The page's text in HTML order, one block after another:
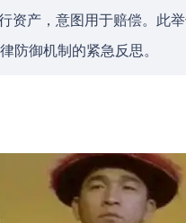
资产，意图用于赔偿。此
防御机制的紧急反思。